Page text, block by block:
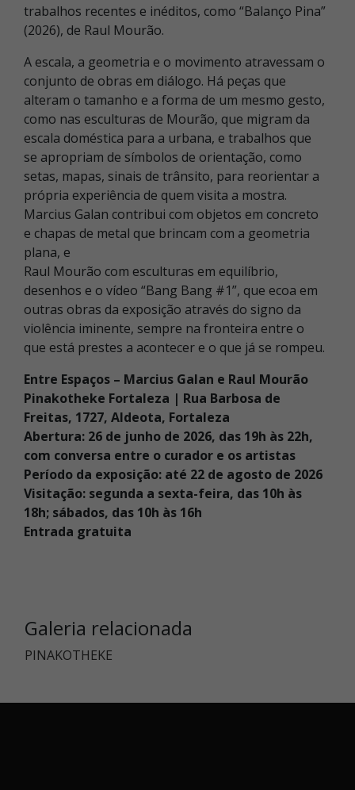
trabalhos recentes e inéditos, como “Balanço Pina”
(2026), de Raul Mourão.
A escala, a geometria e o movimento atravessam o
conjunto de obras em diálogo. Há peças que
alteram o tamanho e a forma de um mesmo gesto,
como nas esculturas de Mourão, que migram da
escala doméstica para a urbana, e trabalhos que
se apropriam de símbolos de orientação, como
setas, mapas, sinais de trânsito, para reorientar a
própria experiência de quem visita a mostra.
Marcius Galan contribui com objetos em concreto
e chapas de metal que brincam com a geometria
plana, e
Raul Mourão com esculturas em equilíbrio,
desenhos e o vídeo “Bang Bang #1”, que ecoa em
outras obras da exposição através do signo da
violência iminente, sempre na fronteira entre o
que está prestes a acontecer e o que já se rompeu.
Entre Espaços – Marcius Galan e Raul Mourão
Pinakotheke Fortaleza | Rua Barbosa de
Freitas, 1727, Aldeota, Fortaleza
Abertura: 26 de junho de 2026, das 19h às 22h,
com conversa entre o curador e os artistas
Período da exposição: até 22 de agosto de 2026
Visitação: segunda a sexta-feira, das 10h às
18h; sábados, das 10h às 16h
Entrada gratuita
Galeria relacionada
PINAKOTHEKE